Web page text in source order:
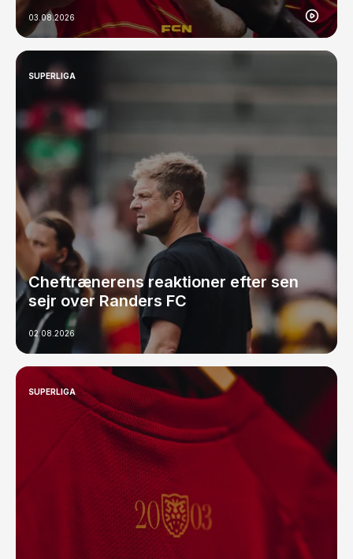
03.08.2026
SUPERLIGA
Cheftrænerens reaktioner efter sen
sejr over Randers FC
02.08.2026
SUPERLIGA